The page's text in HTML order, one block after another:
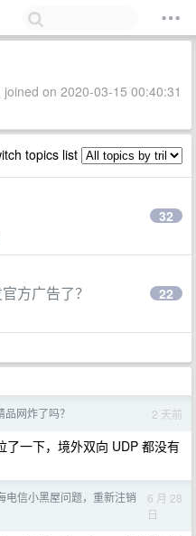
on 2020-03-15 00:40:31
topics list
32
方广告了？ 22
品网炸了吗？ 2 天前
一下，境外双向 UDP 都没有
电信小黑屋问题，重新注销
6 月 28
日